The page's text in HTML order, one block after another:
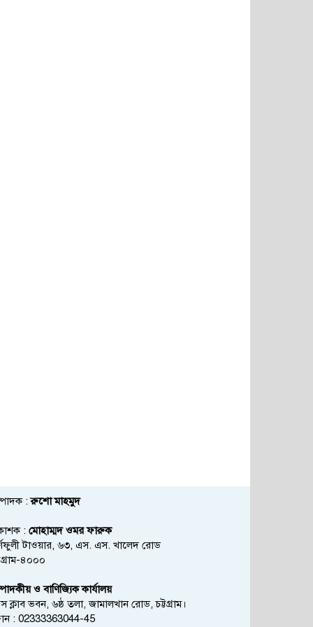
:রুশো মাহমুদ
: মোহাম্মদ ওমর ফারুক
টাওয়ার, ৬৩, এস. এস. খালেদ রোড
৪০০০
ও বাণিজ্যিক কার্যালয়
ক্লাব ভবন, ৬ষ্ঠ তলা, জামালখান রোড, চট্টগ্রাম।
: 02333363044-45